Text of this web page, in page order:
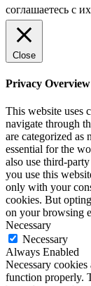
соглашаетесь с
Close
Privacy Overview
This website uses
navigate through
are categorized as
essential for the
also use third-
you use this
only with your
cookies. But
on your browsing
Necessary
Necessary
Always Enabled
Necessary
function properly.